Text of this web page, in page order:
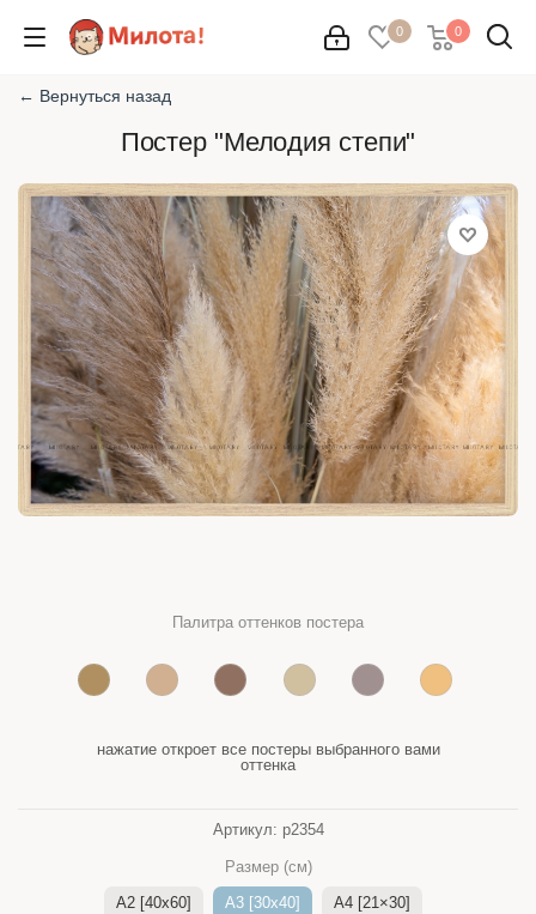
0 0
← Вернуться назад
Постер "Мелодия степи"
Палитра оттенков постера
нажатие откроет все постеры выбранного вами
оттенка
Артикул: p2354
Размер (см)
A2 [40x60]
A3 [30x40] A4 [21×30]